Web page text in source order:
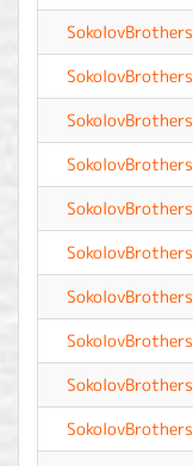
SokolovBrothers
SokolovBrothers
SokolovBrothers
SokolovBrothers
SokolovBrothers
SokolovBrothers
SokolovBrothers
SokolovBrothers
SokolovBrothers
SokolovBrothers